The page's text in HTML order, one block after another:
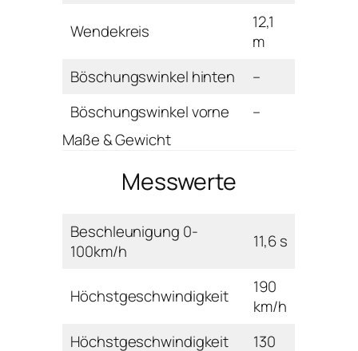
Wendekreis
12,1
m
Böschungswinkel hinten
–
Böschungswinkel vorne
–
Maße & Gewicht
Messwerte
Beschleunigung 0-
100km/h
11,6 s
Höchstgeschwindigkeit
190
km/h
Höchstgeschwindigkeit
130